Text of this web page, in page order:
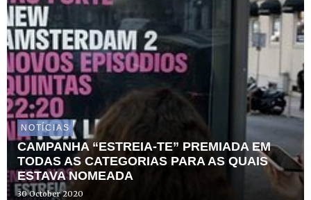
NOTÍCIAS
CAMPANHA “ESTREIA-TE” PREMIADA EM
TODAS AS CATEGORIAS PARA AS QUAIS
ESTAVA NOMEADA
30 October 2020